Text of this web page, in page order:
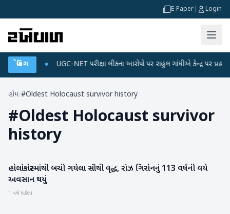
E-Paper Login
બ્રેકિંગ
પ્લાન UGC-NET પરીક્ષા લીકના આરોપો પર રાહુલ ગાંધીએ કેન્દ્ર પર પ્રહાર કર્યા
હોમ/#Oldest Holocaust survivor history
#Oldest Holocaust survivor
history
આંતરરાષ્ટ્રીય
હોલોકોસ્ટમાંથી બચી ગયેલા સૌથી વૃદ્ધ, રોઝ ગિરોનનું 113 વર્ષની વયે
અવસાન થયું
1 વર્ષ પહેલા